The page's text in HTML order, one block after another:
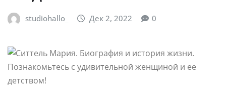
studiohallo_ Дек 2, 2022 0